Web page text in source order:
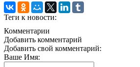
Теги к новости:
Комментарии
Добавить комментарий
Добавить свой комментарий:
Ваше Имя: